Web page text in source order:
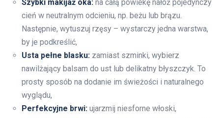
Szybki makijaż oka: na całą powiekę nałóż pojedynczy
cień w neutralnym odcieniu, np. beżu lub brązu.
Następnie, wytuszuj rzęsy – wystarczy jedna warstwa,
by je podkreślić,
Usta pełne blasku: zamiast szminki, wybierz
nawilżający balsam do ust lub delikatny błyszczyk. To
prosty sposób na dodanie im świeżości i naturalnego
wyglądu,
Perfekcyjne brwi: ujarzmij niesforne włoski,